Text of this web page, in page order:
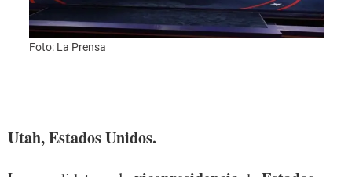
Foto: La Prensa
Utah, Estados Unidos.